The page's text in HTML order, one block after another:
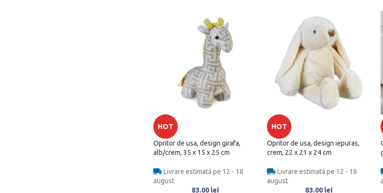
HOT
Opritor de usa, design girafa,
alb/crem, 35 x 15 x 25 cm
Livrare estimată pe 12 - 18
august
83.00 lei
HOT
Opritor de usa, design iepuras,
crem, 22 x 21 x 24 cm
Livrare estimată pe 12 - 18
august
83.00 lei